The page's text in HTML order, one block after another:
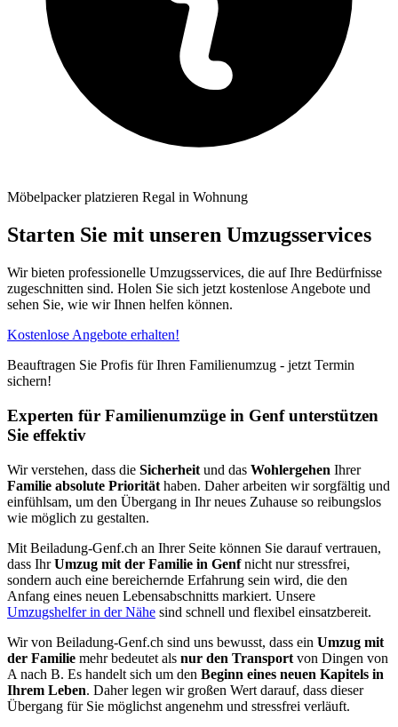
Möbelpacker platzieren Regal in Wohnung
Starten Sie mit unseren Umzugsservices
Wir bieten professionelle Umzugsservices, die auf Ihre Bedürfnisse
zugeschnitten sind. Holen Sie sich jetzt kostenlose Angebote und
sehen Sie, wie wir Ihnen helfen können.
Kostenlose Angebote erhalten!
Beauftragen Sie Profis für Ihren Familienumzug - jetzt Termin
sichern!
Experten für Familienumzüge in Genf unterstützen
Sie effektiv
Wir verstehen, dass die Sicherheit und das Wohlergehen Ihrer
Familie absolute Priorität haben. Daher arbeiten wir sorgfältig und
einfühlsam, um den Übergang in Ihr neues Zuhause so reibungslos
wie möglich zu gestalten.
Mit Beiladung-Genf.ch an Ihrer Seite können Sie darauf vertrauen,
dass IhrUmzug mit der Familie in Genfnicht nur stressfrei,
sondern auch eine bereichernde Erfahrung sein wird, die den
Anfang eines neuen Lebensabschnitts markiert. Unsere
Umzugshelfer in der Nähe sind schnell und flexibel einsatzbereit.
Wir von Beiladung-Genf.ch sind uns bewusst, dass ein Umzug mit
der Familie mehr bedeutet als nur den Transport von Dingen von
A nach B. Es handelt sich um den Beginn eines neuen Kapitels in
Ihrem Leben. Daher legen wir großen Wert darauf, dass dieser
Übergang für Sie möglichst angenehm und stressfrei verläuft.